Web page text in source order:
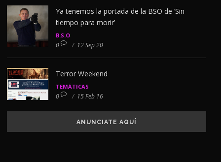
Ya tenemos la portada de la BSO de ‘Sin
tiempo para morir’
B.S.O
0 / 12 Sep 20
Terror Weekend
TEMÁTICAS
0 / 15 Feb 16
ANUNCIATE AQUÍ